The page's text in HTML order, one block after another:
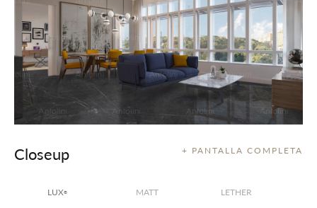
+ PANTALLA COMPLETA
Closeup
LUX® MATT LETHER